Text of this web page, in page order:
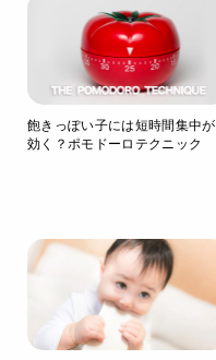
飽きっぽい子には短時間集中が
効く？ポモドーロテクニック